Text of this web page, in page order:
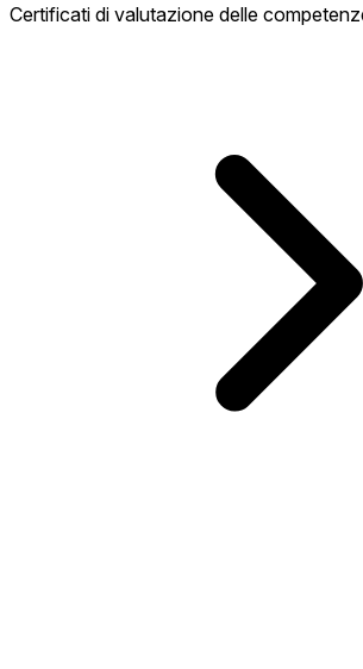
Certificati di valutazione delle